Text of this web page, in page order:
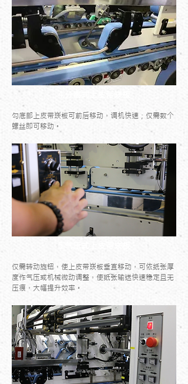
4.分离式上皮带崁板
勾底部上皮带崁板可前后移动，调机快速；仅需数个
螺丝即可移动。
仅需转动旋钮，使上皮带崁板垂直移动，可依纸张厚
度作气压或机械微动调整，使纸张输送快速稳定且无
压痕，大幅提升效率。